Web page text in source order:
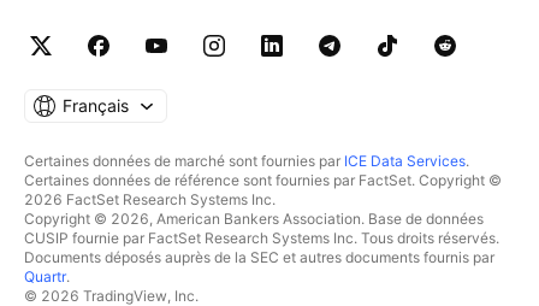
Français
Certaines données de marché sont fournies par ICE Data Services.
Certaines données de référence sont fournies par FactSet. Copyright ©
2026 FactSet Research Systems Inc.
Copyright © 2026, American Bankers Association. Base de données
CUSIP fournie par FactSet Research Systems Inc. Tous droits réservés.
Documents déposés auprès de la SEC et autres documents fournis par
Quartr.
© 2026 TradingView, Inc.